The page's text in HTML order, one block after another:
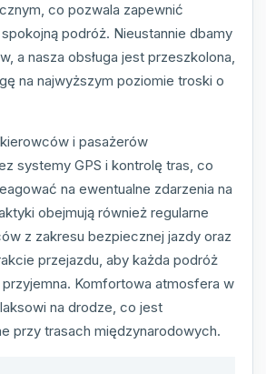
co pozwala zapewnić
podróż. Nieustannie dbamy
a nasza obsługa jest przeszkolona,
na najwyższym poziomie troski o
i pasażerów
systemy GPS i kontrolę tras, co
na ewentualne zdarzenia na
obejmują również regularne
z zakresu bezpiecznej jazdy oraz
przejazdu, aby każda podróż
przyjemna. Komfortowa atmosfera w
na drodze, co jest
przy trasach międzynarodowych.